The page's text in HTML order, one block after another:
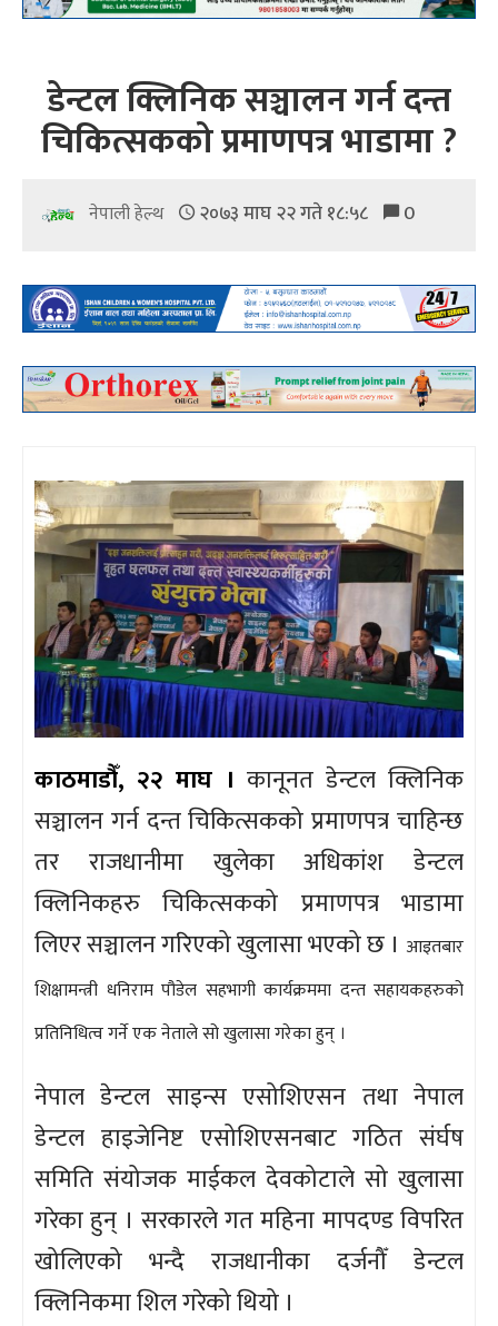
डेन्टल क्लिनिक सञ्चालन गर्न दन्त
चिकित्सकको प्रमाणपत्र भाडामा ?
नेपाली हेल्थ २०७३ माघ २२ गते १८:५८ 0
काठमाडौँ, २२ माघ । कानूनत डेन्टल क्लिनिक
सञ्चालन गर्न दन्त चिकित्सकको प्रमाणपत्र चाहिन्छ
तर राजधानीमा खुलेका अधिकांश डेन्टल
क्लिनिकहरु चिकित्सकको प्रमाणपत्र भाडामा
लिएर सञ्चालन गरिएको खुलासा भएको छ । आइतबार
शिक्षामन्त्री धनिराम पौडेल सहभागी कार्यक्रममा दन्त सहायकहरुको
प्रतिनिधित्व गर्ने एक नेताले सो खुलासा गरेका हुन् ।
नेपाल डेन्टल साइन्स एसोशिएसन तथा नेपाल
डेन्टल हाइजेनिष्ट एसोशिएसनबाट गठित संर्घष
समिति संयोजक माईकल देवकोटाले सो खुलासा
गरेका हुन् । सरकारले गत महिना मापदण्ड विपरित
खोलिएको भन्दै राजधानीका दर्जनौँ डेन्टल
क्लिनिकमा शिल गरेको थियो ।